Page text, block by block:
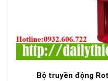
Bộ truyền động